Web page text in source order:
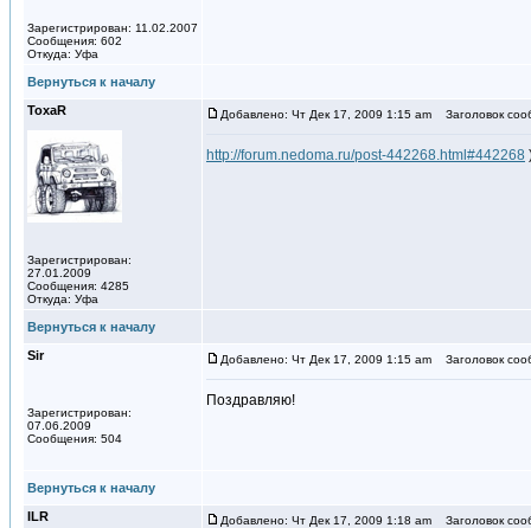
Зарегистрирован: 11.02.2007
Сообщения: 602
Откуда: Уфа
Вернуться к началу
ToxaR
Зарегистрирован:
27.01.2009
Сообщения: 4285
Откуда: Уфа
Добавлено: Чт Дек 17, 2009 1:15 am Заголовок
http://forum.nedoma.ru/post-442268.html#442268
Вернуться к началу
Sir
Зарегистрирован:
07.06.2009
Сообщения: 504
Добавлено: Чт Дек 17, 2009 1:15 am Заголовок
Поздравляю!
Вернуться к началу
ILR
Добавлено: Чт Дек 17, 2009 1:18 am Заголовок